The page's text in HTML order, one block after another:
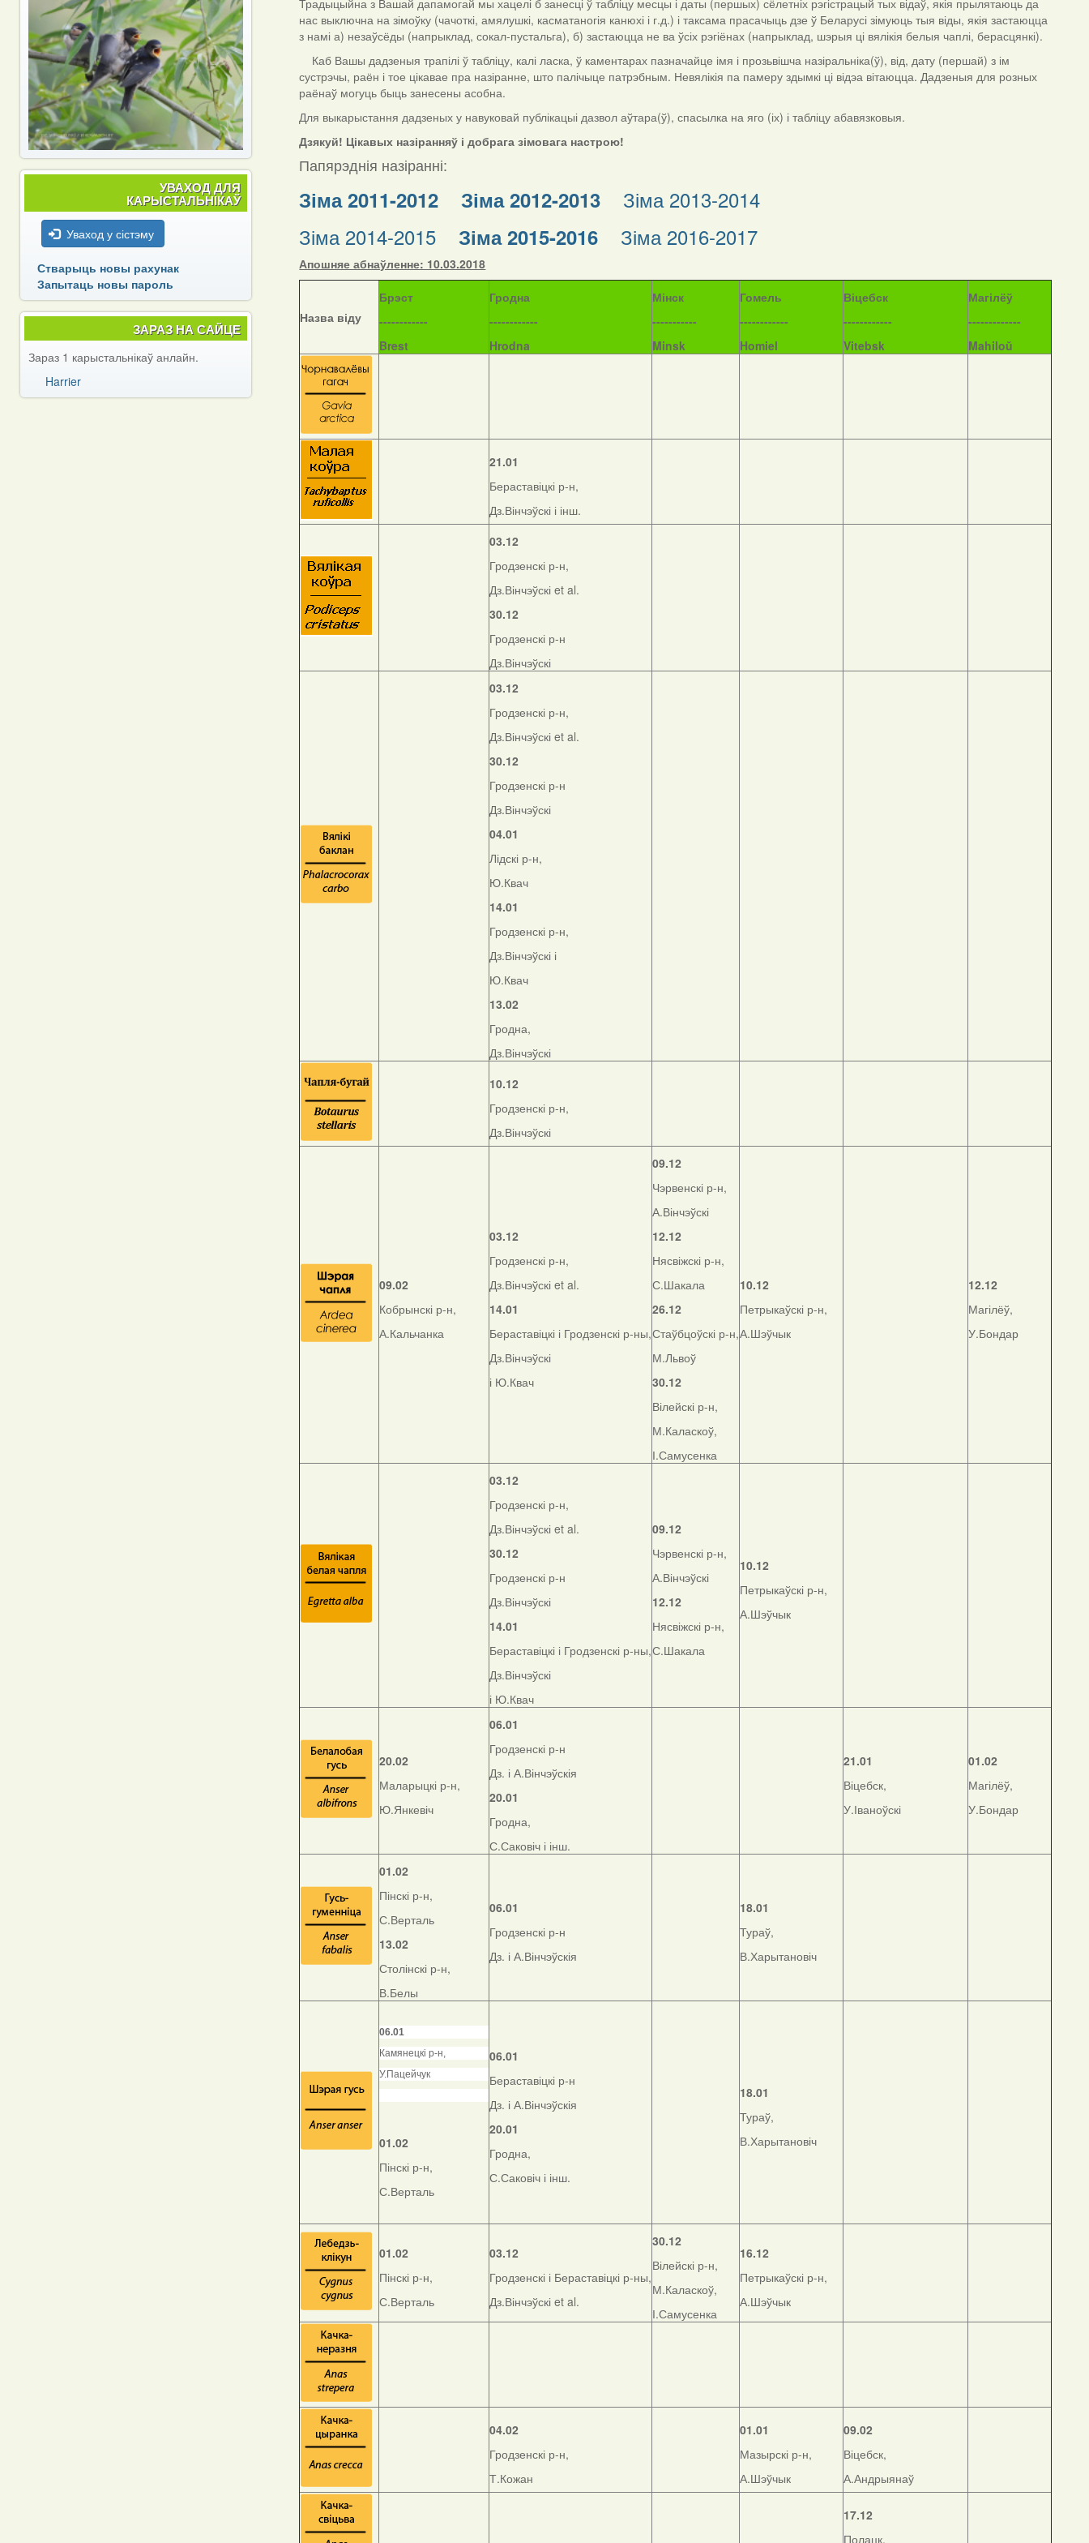
Традыцыйна з Вашай дапамогай мы хацелі б занесці ў табліцу месцы і даты (першых) сёлетніх рэгістрацый тых відаў, якія прылятаюць да
нас выключна на зімоўку (чачоткі, амялушкі, касматаногія канюхі і г.д.) і таксама прасачыць дзе ў Беларусі зімуюць тыя віды, якія застаюцца
з намі а) незаўсёды (напрыклад, сокал-пустальга), б) застаюцца не ва ўсіх рэгіёнах (напрыклад, шэрыя ці вялікія белыя чаплі, берасцянкі).
Каб Вашы дадзеныя трапілі ў табліцу, калі ласка, ў каментарах пазначайце імя і прозьвішча назіральніка(ў), від, дату (першай) з ім
сустрэчы, раён і тое цікавае пра назіранне, што палічыце патрэбным. Невялікія па памеру здымкі ці відэа вітаюцца. Дадзеныя для розных
раёнаў могуць быць занесены асобна.
Для выкарыстання дадзеных у навуковай публікацыі дазвол аўтара(ў), спасылка на яго (іх) і табліцу абавязковыя.
Дзякуй! Цікавых назіранняў і добрага зімовага настрою!
Папярэднія назіранні:
Зіма 2011-2012 Зіма 2012-2013
Зіма 2013-2014
Зіма 2014-2015
Зіма 2015-2016 Зіма 2016-2017
Апошняе абнаўленне: 10.03.2018
Назва віду
Брэст
------------
Brest
Гродна
------------
Hrodna
Мінск
-----------
Minsk
Гомель
------------
Homiel
Віцебск
------------
Vitebsk
Магілёў
-------------
Mahiloŭ
21.01
Бераставіцкі р-н,
Дз.Вінчэўскі і інш.
03.12
Гродзенскі р-н,
Дз.Вінчэўскі et al.
30.12
Гродзенскі р-н
Дз.Вінчэўскі
03.12
Гродзенскі р-н,
Дз.Вінчэўскі et al.
30.12
Гродзенскі р-н
Дз.Вінчэўскі
04.01
Лідскі р-н,
Ю.Квач
14.01
Гродзенскі р-н,
Дз.Вінчэўскі і
Ю.Квач
13.02
Гродна,
Дз.Вінчэўскі
10.12
Гродзенскі р-н,
Дз.Вінчэўскі
09.02
Кобрынскі р-н,
А.Кальчанка
03.12
Гродзенскі р-н,
Дз.Вінчэўскі et al.
14.01
Бераставіцкі і Гродзенскі р-ны,
Дз.Вінчэўскі
і Ю.Квач
09.12
Чэрвенскі р-н,
А.Вінчэўскі
12.12
Нясвіжскі р-н,
С.Шакала
26.12
Стаўбцоўскі р-н,
М.Львоў
30.12
Вілейскі р-н,
М.Каласкоў,
І.Самусенка
10.12
Петрыкаўскі р-н,
А.Шэўчык
12.12
Магілёў,
У.Бондар
03.12
Гродзенскі р-н,
Дз.Вінчэўскі et al.
30.12
Гродзенскі р-н
Дз.Вінчэўскі
14.01
Бераставіцкі і Гродзенскі р-ны,
Дз.Вінчэўскі
і Ю.Квач
09.12
Чэрвенскі р-н,
А.Вінчэўскі
12.12
Нясвіжскі р-н,
С.Шакала
10.12
Петрыкаўскі р-н,
А.Шэўчык
20.02
Маларыцкі р-н,
Ю.Янкевіч
06.01
Гродзенскі р-н
Дз. і А.Вінчэўскія
20.01
Гродна,
С.Саковіч і інш.
21.01
Віцебск,
У.Іваноўскі
01.02
Магілёў,
У.Бондар
01.02
Пінскі р-н,
С.Верталь
13.02
Столінскі р-н,
В.Белы
06.01
Гродзенскі р-н
Дз. і А.Вінчэўскія
18.01
Тураў,
В.Харытановіч
06.01
Камянецкі р-н,
У.Пацейчук
01.02
Пінскі р-н,
С.Верталь
06.01
Бераставіцкі р-н
Дз. і А.Вінчэўскія
20.01
Гродна,
С.Саковіч і інш.
18.01
Тураў,
В.Харытановіч
01.02
Пінскі р-н,
С.Верталь
03.12
Гродзенскі і Бераставіцкі р-ны,
Дз.Вінчэўскі et al.
30.12
Вілейскі р-н,
М.Каласкоў,
І.Самусенка
16.12
Петрыкаўскі р-н,
А.Шэўчык
04.02
Гродзенскі р-н,
Т.Кожан
01.01
Мазырскі р-н,
А.Шэўчык
09.02
Віцебск,
А.Андрыянаў
17.12
Полацк,
УВАХОД ДЛЯ
КАРЫСТАЛЬНІКАЎ
Уваход у сістэму
Стварыць новы рахунак
Запытаць новы пароль
ЗАРАЗ НА САЙЦЕ
Зараз 1 карыстальнікаў анлайн.
Harrier